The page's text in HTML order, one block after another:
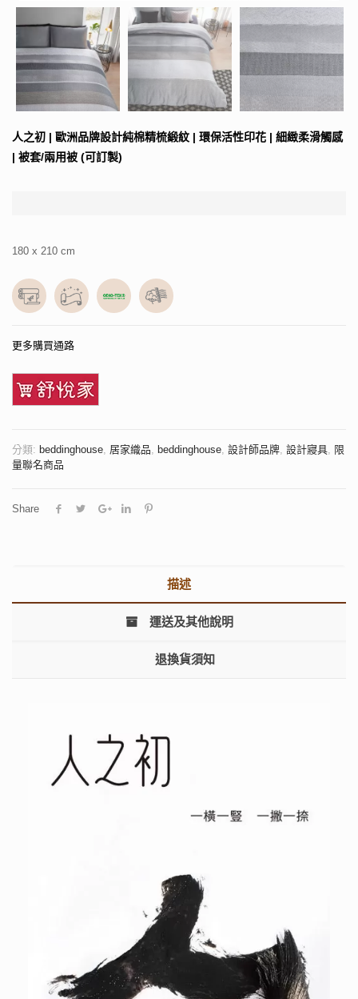
人之初 | 歐洲品牌設計純棉精梳緞紋 | 環保活性印花 | 細緻柔滑觸感
| 被套/兩用被 (可訂製)
180 x 210 cm
更多購買通路
分類: beddinghouse, 居家織品, beddinghouse, 設計師品牌, 設計寢具, 限
量聯名商品
Share
描述
運送及其他說明
退換貨須知